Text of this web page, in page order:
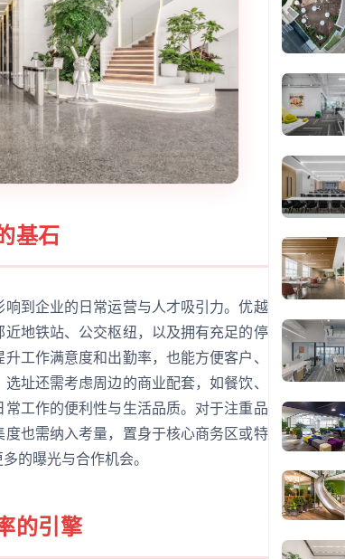
基石
到企业的日常运营与人才吸引力。优越
地铁站、公交枢纽，以及拥有充足的停
工作满意度和出勤率，也能方便客户、
址还需考虑周边的商业配套，如餐饮、
工作的便利性与生活品质。对于注重品
也需纳入考量，置身于核心商务区或特
的曝光与合作机会。
的引擎